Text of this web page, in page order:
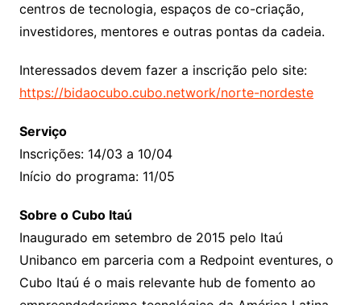
centros de tecnologia, espaços de co-criação,
investidores, mentores e outras pontas da cadeia.
Interessados devem fazer a inscrição pelo site:
https://bidaocubo.cubo.network/norte-nordeste
Serviço
Inscrições: 14/03 a 10/04
Início do programa: 11/05
Sobre o Cubo Itaú
Inaugurado em setembro de 2015 pelo Itaú
Unibanco em parceria com a Redpoint eventures, o
Cubo Itaú é o mais relevante hub de fomento ao